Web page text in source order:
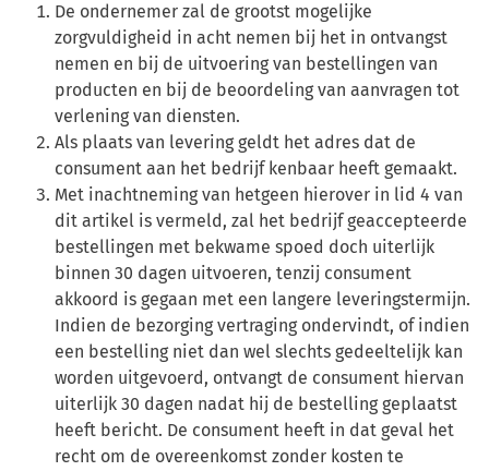
De ondernemer zal de grootst mogelijke
zorgvuldigheid in acht nemen bij het in ontvangst
nemen en bij de uitvoering van bestellingen van
producten en bij de beoordeling van aanvragen tot
verlening van diensten.
Als plaats van levering geldt het adres dat de
consument aan het bedrijf kenbaar heeft gemaakt.
Met inachtneming van hetgeen hierover in lid 4 van
dit artikel is vermeld, zal het bedrijf geaccepteerde
bestellingen met bekwame spoed doch uiterlijk
binnen 30 dagen uitvoeren, tenzij consument
akkoord is gegaan met een langere leveringstermijn.
Indien de bezorging vertraging ondervindt, of indien
een bestelling niet dan wel slechts gedeeltelijk kan
worden uitgevoerd, ontvangt de consument hiervan
uiterlijk 30 dagen nadat hij de bestelling geplaatst
heeft bericht. De consument heeft in dat geval het
recht om de overeenkomst zonder kosten te